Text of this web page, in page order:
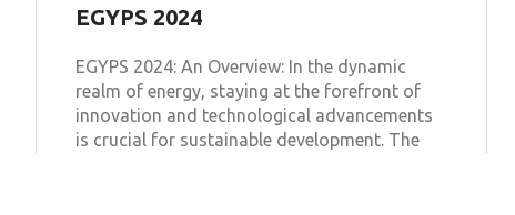
EGYPS 2024
EGYPS 2024: An Overview: In the dynamic
realm of energy, staying at the forefront of
innovation and technological advancements
is crucial for sustainable development. The